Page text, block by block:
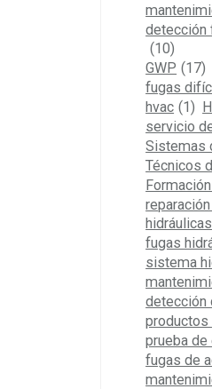
detección
(10)
GWP (17)
fugas
hvac (1)
servicio
Sistemas
Técnicos
hidráulicas
fugas
sistema
detección
productos
prueba de
fugas de